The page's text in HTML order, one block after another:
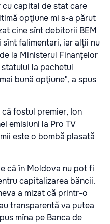
capital de stat care
opţiune mi s-a părut
cine sînt debitorii BEM
sînt falimentari, iar alţii nu
la Ministerul Finanţelor
la pachetul
bună opţiune", a spus
fostul premier, Ion
emisiuni la Pro TV
este o bombă plasată
că în Moldova nu pot fi
capitalizarea băncii.
a mizat că printr-o
transparentă va putea
mîna pe Banca de